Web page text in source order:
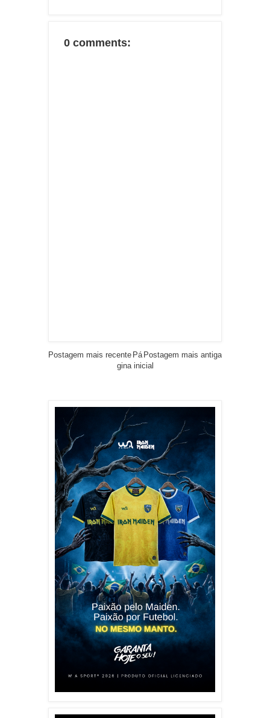
0 comments:
Postagem mais recente Postagem mais antiga
Pá
gina inicial